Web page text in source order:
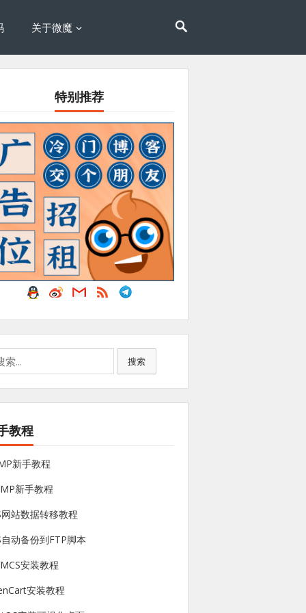
关于微魔
特别推荐
搜索
教程
新手教程
新手教程
网站数据转移教程
自动备份到FTP脚本
安装教程
安装教程